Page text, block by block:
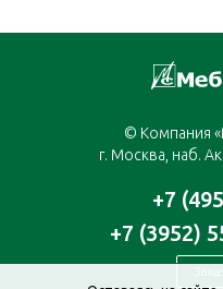
© Компания
г. Москва, наб.
+7
+7 (3952)